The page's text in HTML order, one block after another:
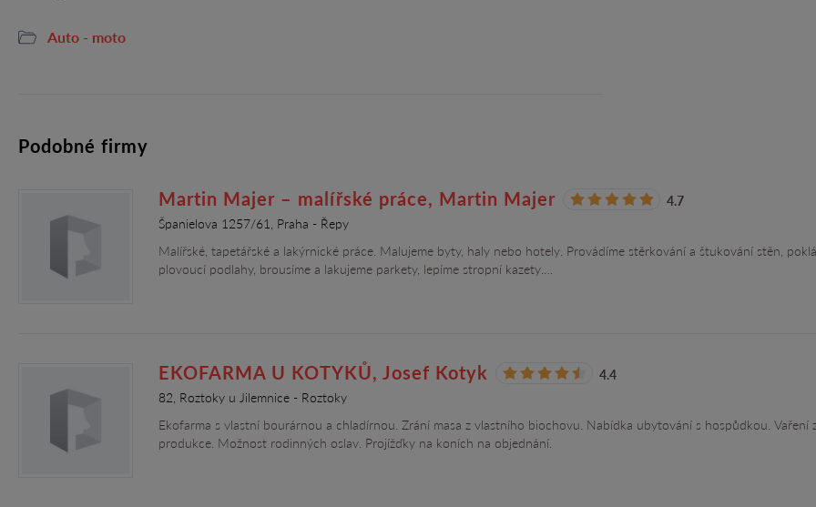
Auto - moto
Podobné firmy
Martin Majer – malířské práce, Martin Majer
4.7
Španielova 1257/61, Praha - Řepy
Malířské, tapetářské a lakýrnické práce. Malujeme byty, haly nebo hotely. Provádíme stěrkování a štukování stěn,
plovoucí podlahy, brousíme a lakujeme parkety, lepíme stropní kazety.…
EKOFARMA U KOTYKŮ, Josef Kotyk
4.4
82, Roztoky u Jilemnice - Roztoky
Ekofarma s vlastní bourárnou a chladírnou. Zrání masa z vlastního biochovu. Nabídka ubytování s hospůdkou. Vaření
produkce. Možnost rodinných oslav. Projížďky na koních na objednání.